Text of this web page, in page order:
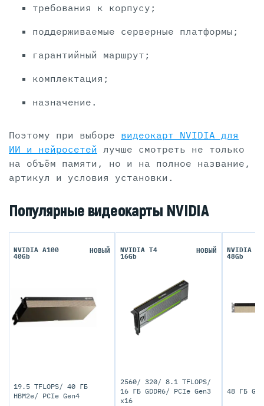
требования к корпусу;
поддерживаемые серверные платформы;
гарантийный маршрут;
комплектация;
назначение.
Поэтому при выборе видеокарт NVIDIA для
ИИ и нейросетей лучше смотреть не только
на объём памяти, но и на полное название,
артикул и условия установки.
Популярные видеокарты NVIDIA
NVIDIA A100
40Gb
НОВЫЙ
19.5 TFLOPS/ 40 ГБ
HBM2e/ PCIe Gen4
NVIDIA T4
16Gb
НОВЫЙ
2560/ 320/ 8.1 TFLOPS/
16 ГБ GDDR6/ PCIe Gen3
x16
NVIDIA
48Gb
48 ГБ